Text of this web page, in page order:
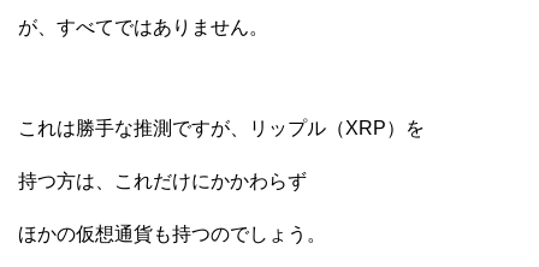
が、すべてではありません。
これは勝手な推測ですが、リップル（XRP）を
持つ方は、これだけにかかわらず
ほかの仮想通貨も持つのでしょう。